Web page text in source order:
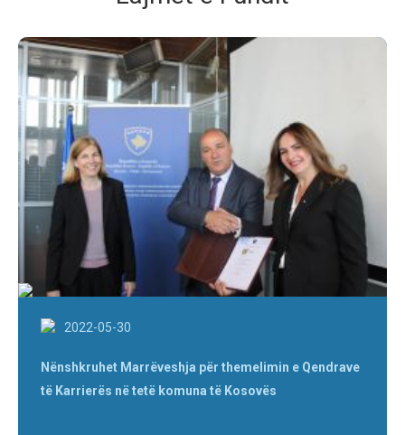
2022-05-30
Nënshkruhet Marrëveshja për themelimin e Qendrave
të Karrierës në tetë komuna të Kosovës